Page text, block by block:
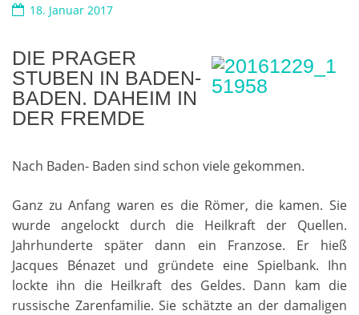
18. Januar 2017
DIE PRAGER
STUBEN IN BADEN-
BADEN. DAHEIM IN
DER FREMDE
Nach Baden- Baden sind schon viele gekommen.
Ganz zu Anfang waren es die Römer, die kamen. Sie
wurde angelockt durch die Heilkraft der Quellen.
Jahrhunderte später dann ein Franzose. Er hieß
Jacques Bénazet und gründete eine Spielbank. Ihn
lockte ihn die Heilkraft des Geldes. Dann kam die
russische Zarenfamilie. Sie schätzte an der damaligen